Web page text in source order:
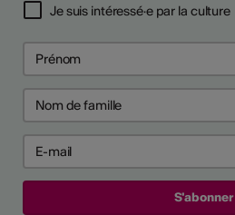
Je suis intéressé·e par la culture